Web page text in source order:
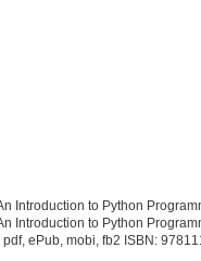
Introduction to Python
Introduction to Python
pdf, ePub, mobi, fb2 ISBN: